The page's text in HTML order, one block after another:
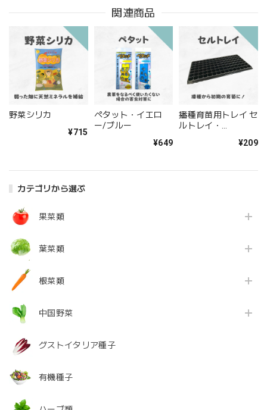
カテゴリから選ぶ
果菜類
葉菜類
根菜類
中国野菜
グストイタリア種子
有機種子
関連商品
野菜シリカ
¥715
ペタット・イエロ
ー/ブルー
¥649
播種育苗用トレイ セ
ルトレイ・
162/200/288/406
¥209